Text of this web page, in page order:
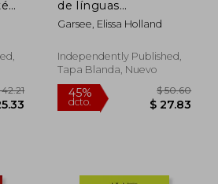
de línguas
Português-Búlgaro
para praticar a leitura
Prática de
compreensão de
Preparação (en
Portugués)
Garsee, Elissa Holland
Independently Published,
Tapa Blanda, Nuevo